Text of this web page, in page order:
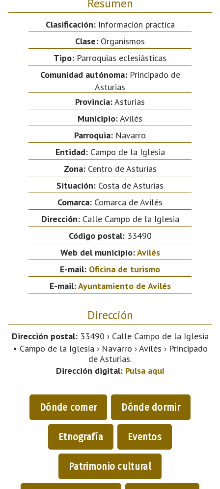
Clasificación:Información práctica
Clase: Organismos
Tipo: Parroquias eclesiásticas
Comunidad autónoma:Principado de
Asturias
Provincia:Asturias
Municipio:Avilés
Parroquia: Navarro
Entidad:Campo de la Iglesia
Zona:Centro de Asturias
Situación: Costa de Asturias
Comarca: Comarca de Avilés
Dirección:Calle Campo de la Iglesia
Código postal:33490
Web del municipio:Avilés
E-mail: Oficina de turismo
E-mail:Ayuntamiento de Avilés
Dirección
Dirección postal:33490 › Calle Campo de la Iglesia
• Campo de la Iglesia › Navarro › Avilés › Principado
de Asturias.
Dirección digital: Pulsa aquí
Dónde comer Dónde dormir
Etnografía Eventos
Patrimonio cultural